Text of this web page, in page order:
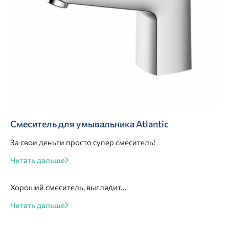
Смеситель для умывальника Atlantic
За свои деньги просто супер смеситель!
Читать дальше
Хороший смеситель, выглядит...
Читать дальше